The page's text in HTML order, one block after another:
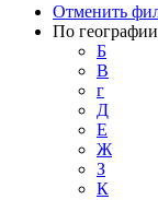
Отменить
По географии
Б
В
г
Д
Е
Ж
З
К